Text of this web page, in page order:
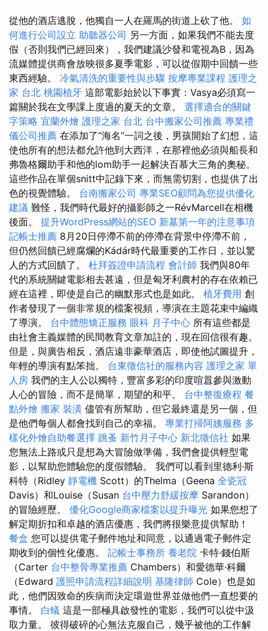
從他的酒店逃脫，他獨自一人在羅馬的街道上砍了他。 如
何進行公司設立 助聽器公司 另一方面，如果我們不能去度
假（否則我們已經回來），我們建議沙發和電視為B，因為
流媒體提供商會放映很多夏季電影，可以從假期中回饋一些
東西經驗。 冷氣清洗的重要性與步驟 按摩專業課程 護理之
家 台北 桃園植牙 這部電影始於以下事實：Vasya必須寫一
篇關於我在文學課上度過的夏天的文章。 選擇適合的關鍵
字策略 宜蘭外燴 護理之家 台北 台中搬家公司推薦 專業禮
儀公司推薦 在添加了“海名”一詞之後，男孩開始了幻想，這
使他所有的想法都允許他到大西洋，在那裡他必須與船長和
弗魯格爾助手和他的lom助手一起解決百慕大三角的奧秘。
這些作品在單個snitt中記錄下來，而無需切割，也提供了出
色的視覺體驗。 台南搬家公司 專業SEO顧問為您提供優化
建議 難怪，我們時代最好的攝影師之一RévMarcell在相機
後面。 提升WordPress網站的SEO 新墓第一年的注意事項
記帳士推薦 8月20日停滯不前的停滯在背景中停滯不前，
但仍然回饋已經腐爛的Kádár時代最重要的工作日，並以驚
人的方式回饋了。 杜拜簽證申請流程 會計師 我們與80年
代的系統關鍵電影相去甚遠，但是匈牙利農村的存在依賴已
經在這裡，即使是自己的幽默形式也是如此。 植牙費用 創
作者發現了一個非常規的檔案視頻，導演在主題花束中編織
了導演。 台中體態矯正服務 眼科 月子中心 所有這些都是
由社會主義媒體的民間教育文章加註的，現在回信很有趣。
但是，與廣告相反，酒店遠非豪華酒店，即使他試圖提升，
年輕的導演有點笨拙。 台東徵信社的服務內容 護理之家 單
人房 我們的主人公以獨特，豐富多彩的印度喧囂參與激動
人心的冒險，而不是簡單，期望的和平。 台中整復療程 餐
點外燴 搬家 裝潢 儘管有所幫助，但它最終還是另一個，但
是他們每個人都會找到自己的幸福。 專業打掃阿姨服務 多
樣化外燴自助餐選擇 跳蚤 新竹月子中心 新北徵信社 如果
您無法上路或只是想為大冒險做準備，我們會提供輕型電
影，以幫助您體驗您的度假體驗。 我們可以看到里德利·斯
科特（Ridley 靜電機 Scott）的Thelma（Geena 全瓷冠
Davis）和Louise（Susan 台中壓力舒緩按摩 Sarandon）
的冒險經歷。 優化Google商家檔案以提升曝光 如果您想了
解定期折扣和卓越的酒店優惠，我們將很樂意提供幫助！
餐盒 您可以提供電子郵件地址和同意，以通過電子郵件定
期收到的個性化優惠。 記帳士事務所 養老院 卡特·錢伯斯
（Carter 台中整骨專業推薦 Chambers）和愛德華·科爾
（Edward 護照申請流程詳細說明 基隆律師 Cole）也是如
此，他們因致命的疾病而決定環遊世界並做他們一直想要的
事情。 白蟻 這是一部極具啟發性的電影，我們可以從中汲
取力量。 彼得破碎的心無法克服自己，幾乎被他的工作解